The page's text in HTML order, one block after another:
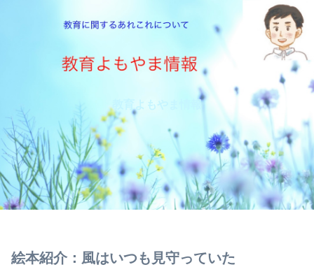
教育よもやま情報
絵本紹介：風はいつも見守っていた